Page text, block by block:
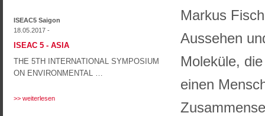
ISEAC5 Saigon
18.05.2017 -
ISEAC 5 - ASIA
THE 5TH
INTERNATIONAL SYMPOSIUM
ON ENVIRONMENTAL …
>> weiterlesen
Markus
Aussehen
Moleküle,
einen